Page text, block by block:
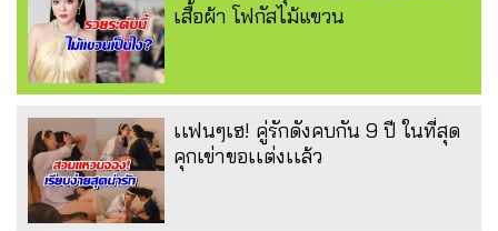
เสื้อผ้า โฟกัสไม้แขวน
เเฟนๆเฮ! คู่รักดังคบกัน 9 ปี ในที่สุด
คุกเข่าขอเเต่งเเล้ว